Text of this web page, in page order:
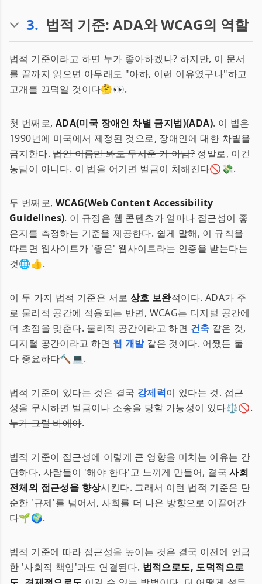
3. 법적 기준: ADA와 WCAG의 역할
법적 기준이라고 하면 누가 좋아하겠나? 하지만, 이 문서
를 끝까지 읽으면 아무래도 "아하, 이런 이유였구나"하고
고개를 끄덕일 것이다🤔👀.
첫 번째로, ADA(미국 장애인 차별 금지법)(ADA). 이 법은
1990년에 미국에서 제정된 것으로, 장애인에 대한 차별을
금지한다.법안 이름만 봐도 무서운 거 아님? 정말로, 이건
농담이 아니다. 이 법을 어기면 벌금이 처해진다🚫💸.
두 번째로, WCAG(Web Content Accessibility
Guidelines). 이 규정은 웹 콘텐츠가 얼마나 접근성이 좋
은지를 측정하는 기준을 제공한다. 쉽게 말해, 이 규칙을
따르면 웹사이트가 '좋은' 웹사이트라는 인증을 받는다는
것🌐👍.
이 두 가지 법적 기준은 서로 상호 보완적이다. ADA가 주
로 물리적 공간에 적용되는 반면, WCAG는 디지털 공간에
더 초점을 맞춘다. 물리적 공간이라고 하면 건축 같은 것,
디지털 공간이라고 하면 웹 개발같은 것이다. 어쨌든 둘
다 중요하다🔨💻.
법적 기준이 있다는 것은 결국 강제력이 있다는 것. 접근
성을 무시하면 벌금이나 소송을 당할 가능성이 있다⚖️🚫.
누가 그럴 바에야.
법적 기준이 접근성에 이렇게 큰 영향을 미치는 이유는 간
단하다. 사람들이 '해야 한다'고 느끼게 만들어, 결국사회
전체의 접근성을 향상시킨다. 그래서 이런 법적 기준은 단
순한 '규제'를 넘어서, 사회를 더 나은 방향으로 이끌어간
다🌱🌍.
법적 기준에 따라 접근성을 높이는 것은 결국 이전에 언급
한 '사회적 책임'과도 연결된다. 법적으로도, 도덕적으로